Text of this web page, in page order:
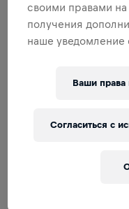
ИСТОРИЯ
своими правами
получения
наше уведомление
Ваши права
Согласиться с